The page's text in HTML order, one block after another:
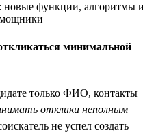
минимальной
только ФИО, контакты
отклики неполным
не успел создать